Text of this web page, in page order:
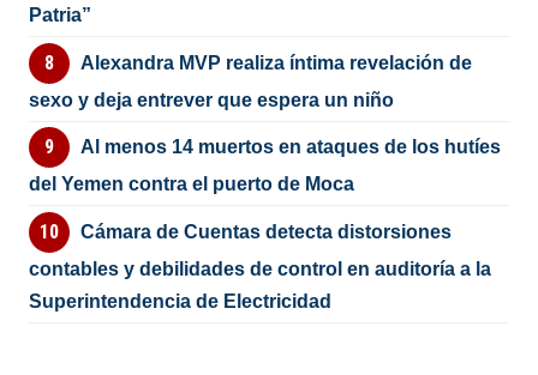
Patria”
Alexandra MVP realiza íntima revelación de
sexo y deja entrever que espera un niño
Al menos 14 muertos en ataques de los hutíes
del Yemen contra el puerto de Moca
Cámara de Cuentas detecta distorsiones
contables y debilidades de control en auditoría a la
Superintendencia de Electricidad